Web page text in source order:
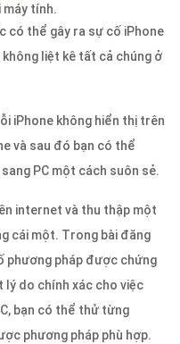
máy tính.
có thể gây ra sự cố iPhone
liệt kê tất cả chúng ở
iPhone không hiển thị trên
và sau đó bạn có thể
PC một cách suôn sẻ.
internet và thu thập một
cái một. Trong bài đăng
phương pháp được chứng
lý do chính xác cho việc
bạn có thể thử từng
phương pháp phù hợp.